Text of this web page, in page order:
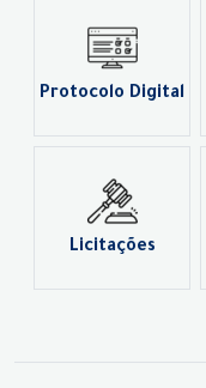
Protocolo Digital
Licitações